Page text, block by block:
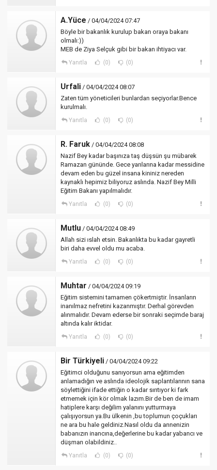
A.Yüce / 04/04/2024 07:47
Böyle bir bakanlık kurulup bakan oraya bakanı
olmalı:))
MEB de Ziya Selçuk gibi bir bakan ihtiyacı var.
Yanıtla (0) (0)
Urfali / 04/04/2024 08:07
Zaten tüm yöneticileri bunlardan seçiyorlar.Bence
kurulmalı.
Yanıtla (0) (0)
R. Faruk / 04/04/2024 08:08
Nazif Bey kadar başınıza taş düşsün şu mübarek
Ramazan gününde. Gece yarılarına kadar messidine
devam eden bu güzel insana kininiz nereden
kaynaklı hepimiz biliyoruz aslında. Nazif Bey Milli
Eğitim Bakanı yapılmalıdır.
Yanıtla (0) (0)
Mutlu / 04/04/2024 08:49
Allah sizi ıslah etsin. Bakanlıkta bu kadar gayretli
biri daha evvel oldu mu acaba.
Yanıtla (0) (0)
Muhtar / 04/04/2024 09:19
Eğitim sistemini tamamen çökertmiştir. İnsanların
inanılmaz nefretini kazanmıştır. Derhal görevden
alınmalıdır. Devam ederse bir sonraki seçimde baraj
altında kalır iktidar.
Yanıtla (0) (0)
Bir Türkiyeli / 04/04/2024 09:22
Eğitimci olduğunu sanıyorsun ama eğitimden
anlamadığın ve aslında ideolojik saplantılarının sana
söylettiğini ifade ettiğin o kadar sırıtıyor ki fark
etmemek için kör olmak lazım.Bir de ben de imam
hatiplere karşı değilim yalanını yutturmaya
çalışıyorsun ya.Bu ülkenin ,bu toplumun çoçukları
ne ara bu hale geldiniz.Nasıl oldu da annenizin
babanızın inancına,değerlerine bu kadar yabancı ve
düşman olabildiniz..
Yanıtla (0) (0)